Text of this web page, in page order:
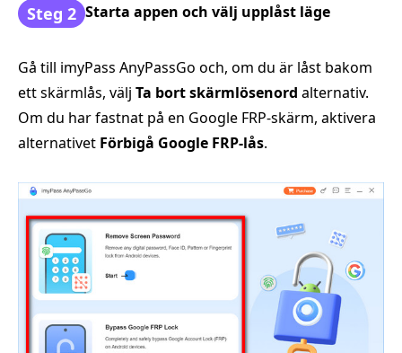
Steg 2 Starta appen och välj upplåst läge
Gå till imyPass AnyPassGo och, om du är låst bakom
ett skärmlås, välj Ta bort skärmlösenord alternativ.
Om du har fastnat på en Google FRP-skärm, aktivera
alternativet Förbigå Google FRP-lås.